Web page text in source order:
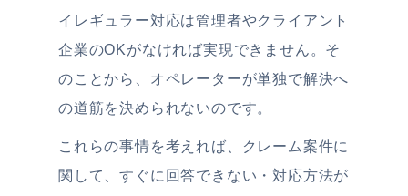
イレギュラー対応は管理者やクライアント
企業のOKがなければ実現できません。そ
のことから、オペレーターが単独で解決へ
の道筋を決められないのです。
これらの事情を考えれば、クレーム案件に
関して、すぐに回答できない・対応方法が